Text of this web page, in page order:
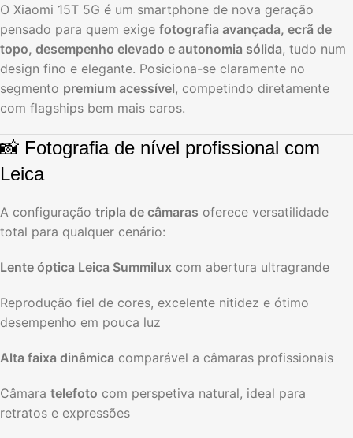
O Xiaomi 15T 5G é um smartphone de nova geração
pensado para quem exige fotografia avançada, ecrã de
topo, desempenho elevado e autonomia sólida, tudo num
design fino e elegante. Posiciona-se claramente no
segmento premium acessível, competindo diretamente
com flagships bem mais caros.
📸 Fotografia de nível profissional com
Leica
A configuração tripla de câmaras oferece versatilidade
total para qualquer cenário:
Lente óptica Leica Summilux com abertura ultragrande
Reprodução fiel de cores, excelente nitidez e ótimo
desempenho em pouca luz
Alta faixa dinâmica comparável a câmaras profissionais
Câmara telefoto com perspetiva natural, ideal para
retratos e expressões